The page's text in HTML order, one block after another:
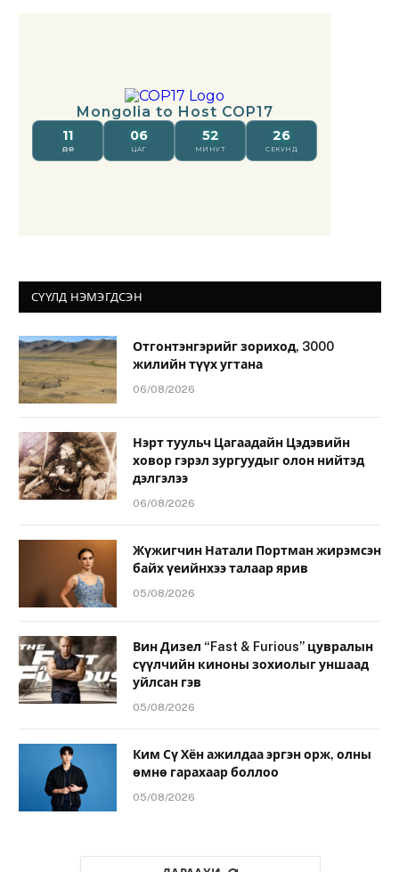
СҮҮЛД НЭМЭГДСЭН
Отгонтэнгэрийг зориход, 3000
жилийн түүх угтана
06/08/2026
Нэрт туульч Цагаадайн Цэдэвийн
ховор гэрэл зургуудыг олон нийтэд
дэлгэлээ
06/08/2026
Жүжигчин Натали Портман жирэмсэн
байх үеийнхээ талаар ярив
05/08/2026
Вин Дизел “Fast & Furious” цувралын
сүүлчийн киноны зохиолыг уншаад
уйлсан гэв
05/08/2026
Ким Сү Хён ажилдаа эргэн орж, олны
өмнө гарахаар боллоо
05/08/2026